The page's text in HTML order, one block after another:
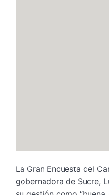
La Gran Encuesta del
gobernadora de Sucre,